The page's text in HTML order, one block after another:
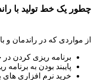
چطور یک خط تولید با
از مواردی که در راندمان و
برنامه ریزی کردن در
پایبند بودن به برنامه
خرید نرم افزاری های